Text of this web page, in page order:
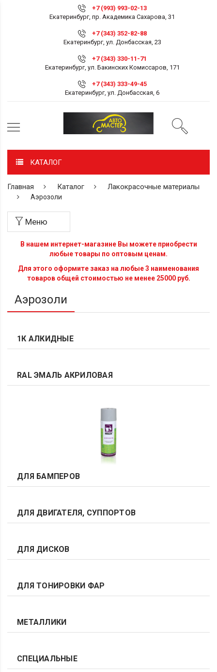
+7 (993) 993-02-13
Екатеринбург, пр. Академика Сахарова, 31
+7 (343) 352-82-88
Екатеринбург, ул. Донбасская, 23
+7 (343) 330-11-71
Екатеринбург, ул. Бакинских Комиссаров, 171
+7 (343) 333-49-45
Екатеринбург, ул. Донбасская, 6
КАТАЛОГ
Главная Каталог Лакокрасочные материалы
Аэрозоли
Меню
В нашем интернет-магазине Вы можете приобрести
любые товары по оптовым ценам.
Для этого оформите заказ на любые 3 наименования
товаров общей стоимостью не менее 25000 руб.
Аэрозоли
1К АЛКИДНЫЕ
RAL ЭМАЛЬ АКРИЛОВАЯ
ДЛЯ БАМПЕРОВ
ДЛЯ ДВИГАТЕЛЯ, СУППОРТОВ
ДЛЯ ДИСКОВ
ДЛЯ ТОНИРОВКИ ФАР
МЕТАЛЛИКИ
СПЕЦИАЛЬНЫЕ